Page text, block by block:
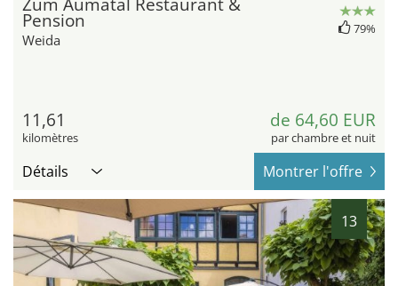
Pension
Weida
79%
11,61
kilomètres
de 64,60 EUR
par chambre et nuit
Détails Montrer l'offre
13